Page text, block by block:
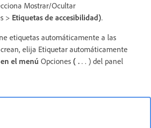
Mostrar/Ocultar
> Etiquetas de accesibilidad).
etiquetas automáticamente a las
elija Etiquetar automáticamente
en el menú Opciones ( . . . ) del panel